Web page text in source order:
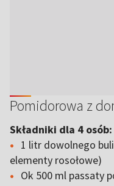
Pomidorowa z
Składniki dla 4 osób:
1 litr dowolnego
elementy rosołowe)
Ok 500 ml passaty